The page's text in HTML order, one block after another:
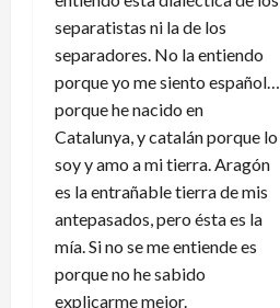
separatistas ni la de los
separadores. No la entiendo
porque yo me siento español…
porque he nacido en
Catalunya, y catalán porque lo
soy y amo a mi tierra. Aragón
es la entrañable tierra de mis
antepasados, pero ésta es la
mía. Si no se me entiende es
porque no he sabido
explicarme mejor.